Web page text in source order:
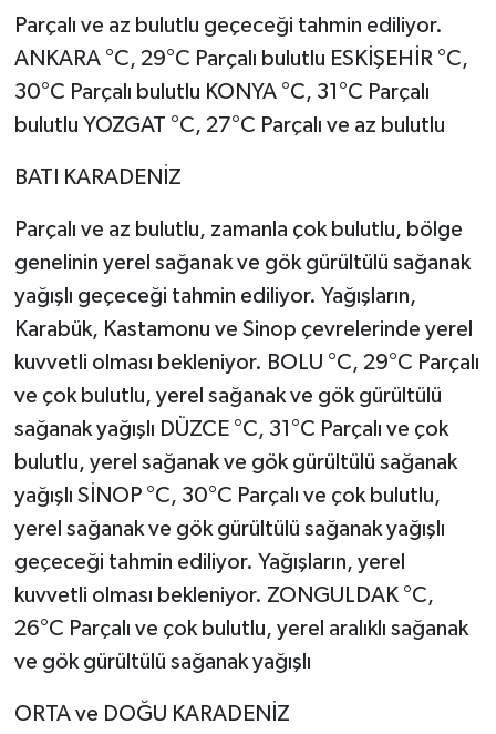
Parçalı ve az bulutlu geçeceği tahmin ediliyor.
ANKARA °C, 29°C Parçalı bulutlu ESKİŞEHİR °C,
30°C Parçalı bulutlu KONYA °C, 31°C Parçalı
bulutlu YOZGAT °C, 27°C Parçalı ve az bulutlu
BATI KARADENİZ
Parçalı ve az bulutlu, zamanla çok bulutlu, bölge
genelinin yerel sağanak ve gök gürültülü sağanak
yağışlı geçeceği tahmin ediliyor. Yağışların,
Karabük, Kastamonu ve Sinop çevrelerinde yerel
kuvvetli olması bekleniyor. BOLU °C, 29°C Parçalı
ve çok bulutlu, yerel sağanak ve gök gürültülü
sağanak yağışlı DÜZCE °C, 31°C Parçalı ve çok
bulutlu, yerel sağanak ve gök gürültülü sağanak
yağışlı SİNOP °C, 30°C Parçalı ve çok bulutlu,
yerel sağanak ve gök gürültülü sağanak yağışlı
geçeceği tahmin ediliyor. Yağışların, yerel
kuvvetli olması bekleniyor. ZONGULDAK °C,
26°C Parçalı ve çok bulutlu, yerel aralıklı sağanak
ve gök gürültülü sağanak yağışlı
ORTA ve DOĞU KARADENİZ